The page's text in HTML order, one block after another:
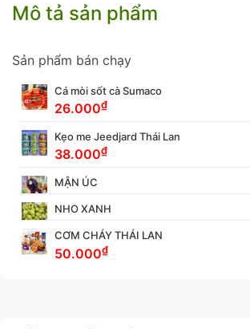
Mô tả sản phẩm
Sản phẩm bán chạy
Cá mòi sốt cà Sumaco
26.000₫
Kẹo me Jeedjard Thái Lan
38.000₫
MẬN ÚC
NHO XANH
CƠM CHÁY THÁI LAN
50.000₫